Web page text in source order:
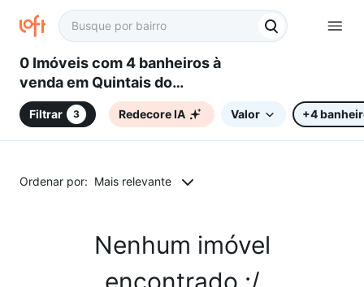
0 Imóveis com 4 banheiros à
venda em Quintais do
Imperador, Sorocaba, SP
Filtrar 3 Redecore IA Valor +4
Ordenar por: Mais relevante
Nenhum imóvel